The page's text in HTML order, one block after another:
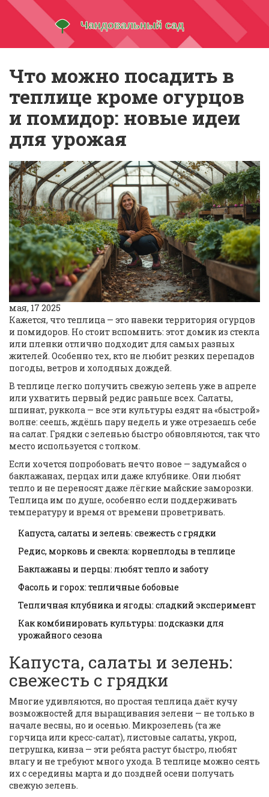
Что можно посадить в
теплице кроме огурцов
и помидор: новые идеи
для урожая
мая, 17 2025
Кажется, что теплица — это навеки территория огурцов
и помидоров. Но стоит вспомнить: этот домик из стекла
или пленки отлично подходит для самых разных
жителей. Особенно тех, кто не любит резких перепадов
погоды, ветров и холодных дождей.
В теплице легко получить свежую зелень уже в апреле
или ухватить первый редис раньше всех. Салаты,
шпинат, руккола — все эти культуры ездят на «быстрой»
волне: сеешь, ждёшь пару недель и уже отрезаешь себе
на салат. Грядки с зеленью быстро обновляются, так что
место используется с толком.
Если хочется попробовать нечто новое — задумайся о
баклажанах, перцах или даже клубнике. Они любят
тепло и не переносят даже лёгкие майские заморозки.
Теплица им по душе, особенно если поддерживать
температуру и время от времени проветривать.
Капуста, салаты и зелень: свежесть с грядки
Редис, морковь и свекла: корнеплоды в теплице
Баклажаны и перцы: любят тепло и заботу
Фасоль и горох: тепличные бобовые
Тепличная клубника и ягоды: сладкий эксперимент
Как комбинировать культуры: подсказки для
урожайного сезона
Капуста, салаты и зелень:
свежесть с грядки
Многие удивляются, но простая теплица даёт кучу
возможностей для выращивания зелени — не только в
начале весны, но и осенью. Микрозелень (та же
горчица или кресс-салат), листовые салаты, укроп,
петрушка, кинза — эти ребята растут быстро, любят
влагу и не требуют много ухода. В теплице можно сеять
их с середины марта и до поздней осени получать
свежую зелень.